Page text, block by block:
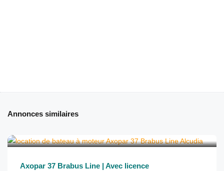
Annonces similaires
Axopar 37 Brabus Line | Avec licence